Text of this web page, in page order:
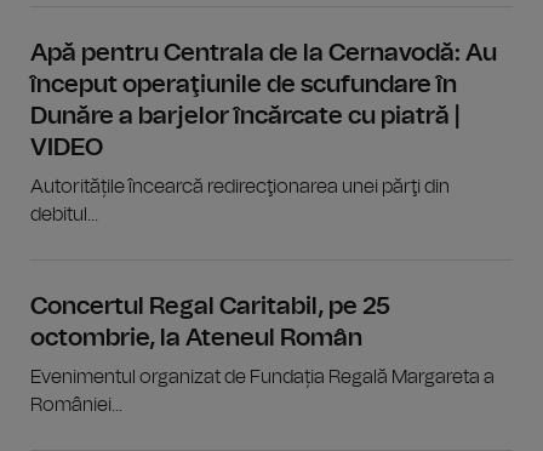
Apă pentru Centrala de la Cernavodă: Au
început operaţiunile de scufundare în
Dunăre a barjelor încărcate cu piatră |
VIDEO
Autoritățile încearcă redirecţionarea unei părţi din
debitul...
Concertul Regal Caritabil, pe 25
octombrie, la Ateneul Român
Evenimentul organizat de Fundația Regală Margareta a
României...